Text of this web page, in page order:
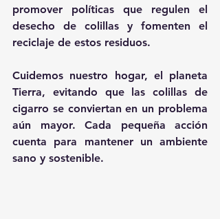
promover políticas que regulen el
desecho de colillas y fomenten el
reciclaje de estos residuos.
Cuidemos nuestro hogar, el planeta
Tierra, evitando que las colillas de
cigarro se conviertan en un problema
aún mayor. Cada pequeña acción
cuenta para mantener un ambiente
sano y sostenible.